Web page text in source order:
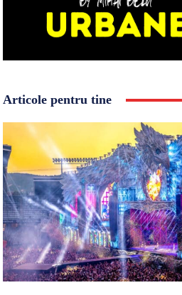
Articole pentru tine